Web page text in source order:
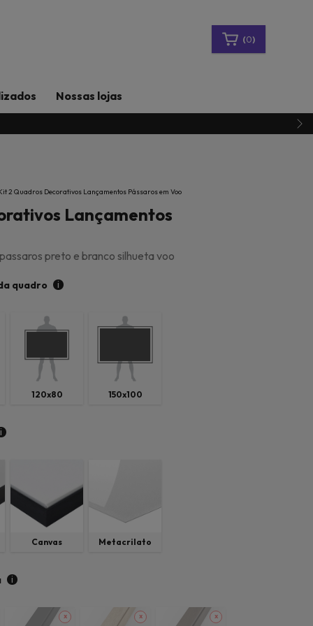
(0)
Nossas lojas
2 Quadros Decorativos Lançamentos Pássaros em Voo
Lançamentos
preto e branco silhueta voo
quadro i
120x80 150x100
i
Canvas Metacrilato
i